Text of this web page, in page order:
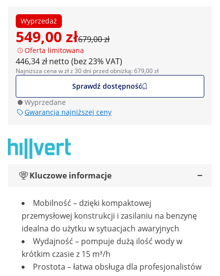
Wyprzedaż
549,00 zł679,00 zł
Oferta limitowana
446,34 zł netto (bez 23% VAT)
Najniższa cena w zł z 30 dni przed obniżką: 679,00 zł
Sprawdź dostępność
Wyprzedane
Gwarancja najniższej ceny
Kluczowe informacje
Mobilność – dzięki kompaktowej
przemysłowej konstrukcji i zasilaniu na benzynę
idealna do użytku w sytuacjach awaryjnych
Wydajność – pompuje dużą ilość wody w
krótkim czasie z 15 m³/h
Prostota – łatwa obsługa dla profesjonalistów